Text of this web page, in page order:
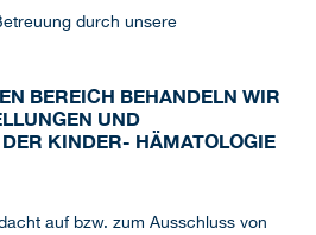
durch unsere
BEREICH BEHANDELN WIR
UND
KINDER- HÄMATOLOGIE
auf bzw. zum Ausschluss von